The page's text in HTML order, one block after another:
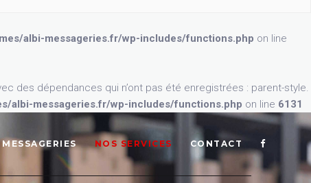
albi-messageries.fr/wp-includes/functions.php on line
des dépendances qui n’ont pas été enregistrées : parent-style.
albi-messageries.fr/wp-includes/functions.php on line 6131
NOS SERVICES CONTACT